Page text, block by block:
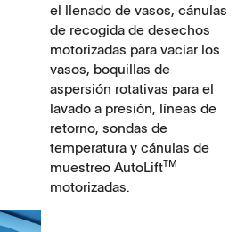
el llenado de vasos, cánulas
de recogida de desechos
motorizadas para vaciar los
vasos, boquillas de
aspersión rotativas para el
lavado a presión, líneas de
retorno, sondas de
temperatura y cánulas de
muestreo AutoLiftTM
motorizadas.